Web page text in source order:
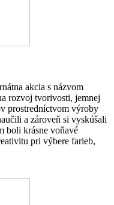
akcia s názvom
rozvoj tvorivosti, jemnej
prostredníctvom výroby
a zároveň si vyskúšali
boli krásne voňavé
pri výbere farieb,